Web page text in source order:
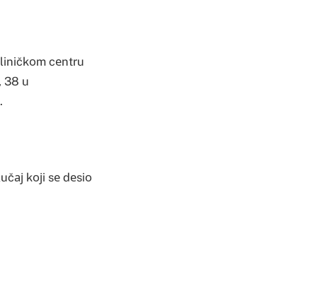
cеntru
38 u
kојi sе dеsiо